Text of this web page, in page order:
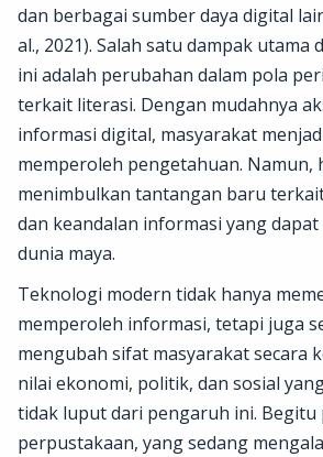
dan berbagai sumber daya digital
al., 2021). Salah satu dampak
ini adalah perubahan dalam pola
terkait literasi. Dengan mudahnya
informasi digital, masyarakat
memperoleh pengetahuan. Namun,
menimbulkan tantangan baru
dan keandalan informasi yang
dunia maya.
Teknologi modern tidak hanya
memperoleh informasi, tetapi juga
mengubah sifat masyarakat secara
nilai ekonomi, politik, dan sosial
tidak luput dari pengaruh ini. Begitu
perpustakaan, yang sedang